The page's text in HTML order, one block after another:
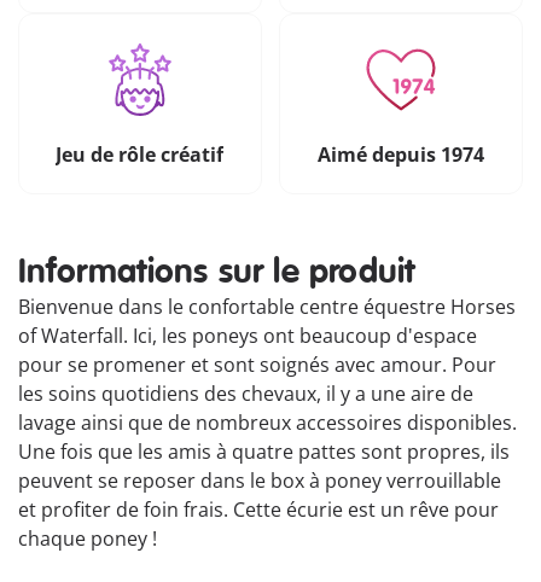
Jeu de rôle créatif Aimé depuis 1974
Informations sur le produit
Bienvenue dans le confortable centre équestre Horses
of Waterfall. Ici, les poneys ont beaucoup d'espace
pour se promener et sont soignés avec amour. Pour
les soins quotidiens des chevaux, il y a une aire de
lavage ainsi que de nombreux accessoires disponibles.
Une fois que les amis à quatre pattes sont propres, ils
peuvent se reposer dans le box à poney verrouillable
et profiter de foin frais. Cette écurie est un rêve pour
chaque poney !